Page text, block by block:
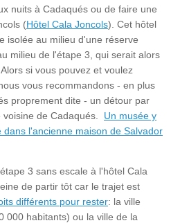
nuits à Cadaqués ou de faire une
(Hôtel Cala Joncols). Cet hôtel
isolée au milieu d'une réserve
milieu de l'étape 3, qui serait alors
si vous pouvez et voulez
vous recommandons - en plus
proprement dite - un détour par
de Cadaqués. Un musée y
dans l'ancienne maison de Salvador
3 sans escale à l'hôtel Cala
de partir tôt car le trajet est
différents pour rester: la ville
000 habitants) ou la ville de la